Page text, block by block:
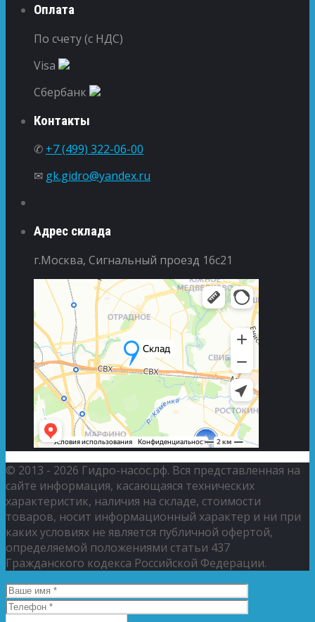
Оплата
По счету (с НДС)
Visa
Сбербанк
Контакты
✆ +7 (499) 322-06-00
✉ gk.gidro@yandex.ru
Адрес склада
г.Москва, Сигнальный проезд 16с21
© 2013 - 2026 Гидро-насос.рф. Вся представленная на
сайте информация, касающаяся технических
характеристик, наличия на складе, стоимости
товаров, носит информационный характер и ни при
каких условиях не является публичной офертой,
определяемой положениями статьи 437
Гражданского кодекса Российской Федерации.